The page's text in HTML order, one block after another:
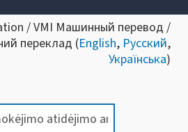
/ VMI Машинный перевод /
переклад (English, Русский,
Українська)